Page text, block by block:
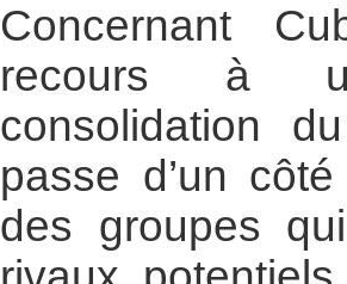
Concernant
recours à
consolidation
passe d’un
des groupes